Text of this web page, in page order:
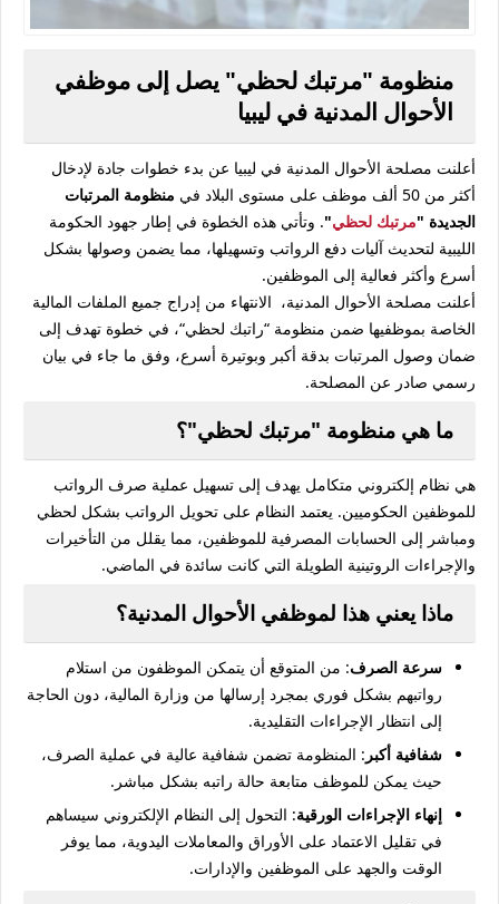
منظومة "مرتبك لحظي" يصل إلى موظفي
الأحوال المدنية في ليبيا
أعلنت مصلحة الأحوال المدنية في ليبيا عن بدء خطوات جادة لإدخال
أكثر من 50 ألف موظف على مستوى البلاد في
منظومة المرتبات
الجديدة "مرتبك لحظي". وتأتي هذه الخطوة في إطار جهود الحكومة
الليبية لتحديث آليات دفع الرواتب وتسهيلها، مما يضمن وصولها بشكل
أسرع وأكثر فعالية إلى الموظفين.
أعلنت مصلحة الأحوال المدنية، الانتهاء من إدراج جميع الملفات المالية
الخاصة بموظفيها ضمن منظومة “راتبك لحظي“، في خطوة تهدف إلى
ضمان وصول المرتبات بدقة أكبر وبوتيرة أسرع، وفق ما جاء في بيان
رسمي صادر عن المصلحة.
ما هي منظومة "مرتبك لحظي"؟
هي نظام إلكتروني متكامل يهدف إلى تسهيل عملية صرف الرواتب
للموظفين الحكوميين. يعتمد النظام على تحويل الرواتب بشكل لحظي
ومباشر إلى الحسابات المصرفية للموظفين، مما يقلل من التأخيرات
والإجراءات الروتينية الطويلة التي كانت سائدة في الماضي.
ماذا يعني هذا لموظفي الأحوال المدنية؟
سرعة الصرف: من المتوقع أن يتمكن الموظفون من استلام
رواتبهم بشكل فوري بمجرد إرسالها من وزارة المالية، دون الحاجة
إلى انتظار الإجراءات التقليدية.
شفافية أكبر : المنظومة تضمن شفافية عالية في عملية الصرف،
حيث يمكن للموظف متابعة حالة راتبه بشكل مباشر.
إنهاء الإجراءات الورقية: التحول إلى النظام الإلكتروني سيساهم
في تقليل الاعتماد على الأوراق والمعاملات اليدوية، مما يوفر
الوقت والجهد على الموظفين والإدارات.